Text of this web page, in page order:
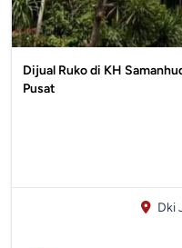
Dijual Ruko di KH
Pusat
Dki